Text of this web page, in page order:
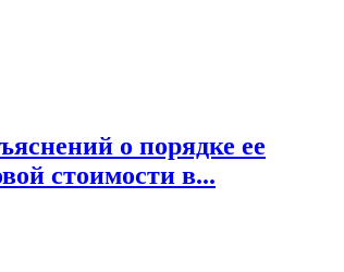
о порядке ее
стоимости в...